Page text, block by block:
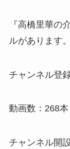
『高橋里華の
ルがあります。
チャンネル登
動画数：268本
チャンネル開